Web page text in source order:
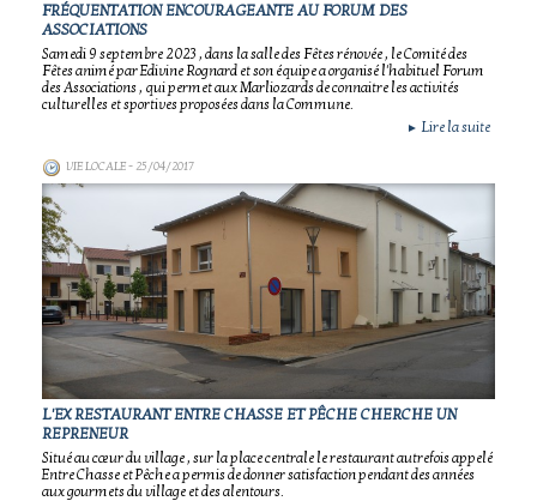
FRÉQUENTATION ENCOURAGEANTE AU FORUM DES
ASSOCIATIONS
Samedi 9 septembre 2023 , dans la salle des Fêtes rénovée , le Comité des
Fêtes animé par Edivine Rognard et son équipe a organisé l'habituel Forum
des Associations , qui permet aux Marliozards de connaitre les activités
culturelles et sportives proposées dans la Commune.
► Lire la suite
VIE LOCALE- 25/04/2017
L'EX RESTAURANT ENTRE CHASSE ET PÊCHE CHERCHE UN
REPRENEUR
Situé au cœur du village , sur la place centrale le restaurant autrefois appelé
Entre Chasse et Pêche a permis de donner satisfaction pendant des années
aux gourmets du village et des alentours.